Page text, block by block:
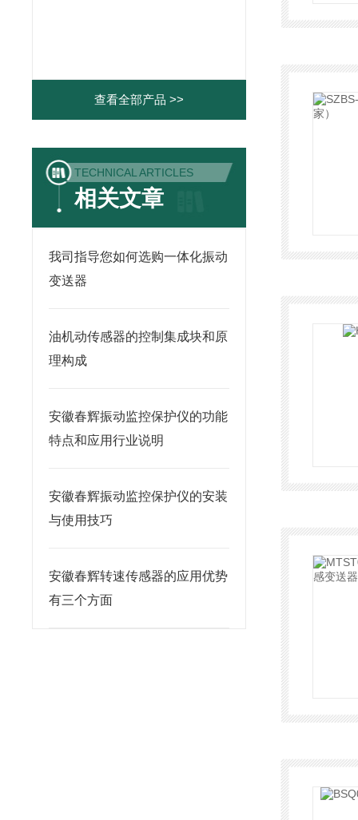
查看全部产品 >>
TECHNICAL ARTICLES
相关文章
我司指导您如何选购一体化振动
变送器
油机动传感器的控制集成块和原
理构成
安徽春辉振动监控保护仪的功能
特点和应用行业说明
安徽春辉振动监控保护仪的安装
与使用技巧
安徽春辉转速传感器的应用优势
有三个方面